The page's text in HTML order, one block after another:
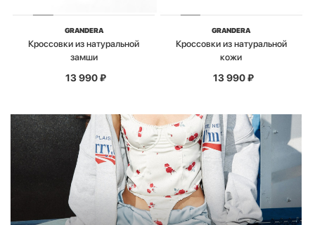
GRANDERA
Кроссовки из натуральной
замши
13 990₽
GRANDERA
Кроссовки из натуральной
кожи
13 990₽